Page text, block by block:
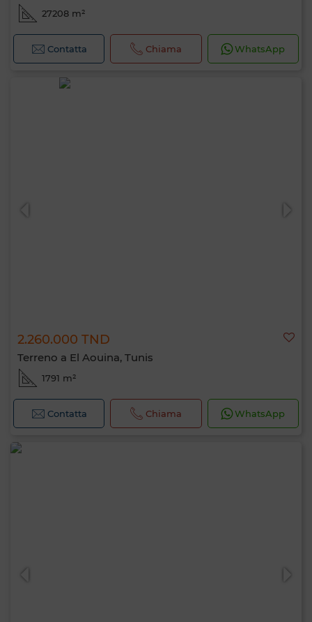
27208 m²
Contatta Chiama WhatsApp
2.260.000 TND
Terreno a El Aouina, Tunis
1791 m²
Contatta Chiama WhatsApp